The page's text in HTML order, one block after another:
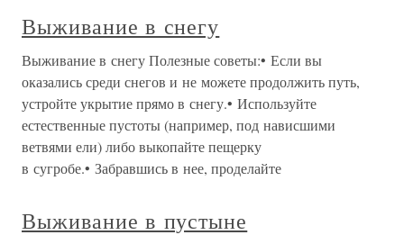
Выживание в снегу
Выживание в снегу Полезные советы:• Если вы
оказались среди снегов и не можете продолжить путь,
устройте укрытие прямо в снегу.• Используйте
естественные пустоты (например, под нависшими
ветвями ели) либо выкопайте пещерку
в сугробе.• Забравшись в нее, проделайте
Выживание в пустыне